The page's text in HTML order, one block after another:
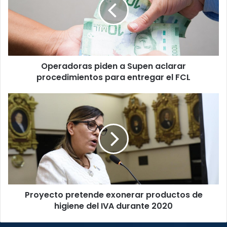
aclarar
procedimientos
para
entregar
el
Operadoras piden a Supen aclarar
procedimientos para entregar el FCL
Proyecto
pretende
exonerar
productos
de
higiene
del
durante
Proyecto pretende exonerar productos de
higiene del IVA durante 2020